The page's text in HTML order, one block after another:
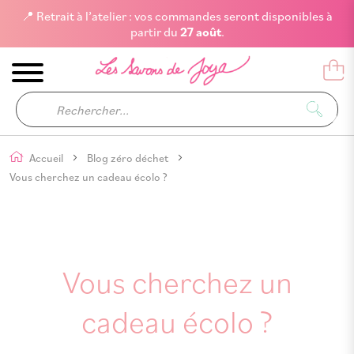
📍 Retrait à l’atelier : vos commandes seront disponibles à
partir du 27 août.
Accueil
Blog zéro déchet
Vous cherchez un cadeau écolo ?
Vous cherchez un
cadeau écolo ?